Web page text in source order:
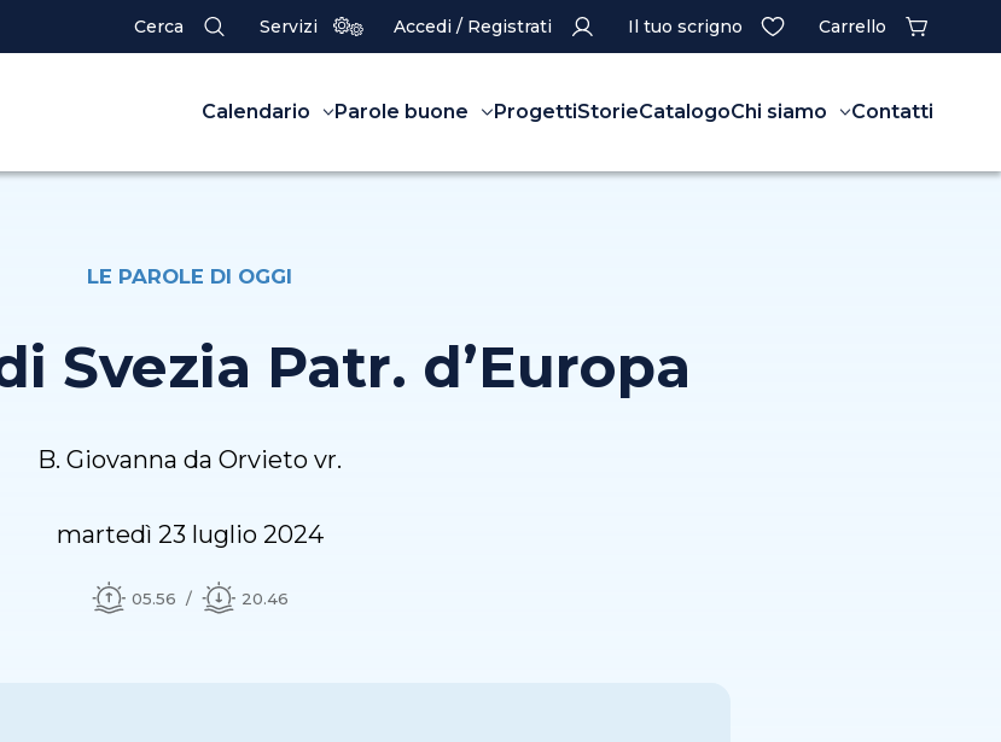
Cerca Servizi Accedi / Registrati Il tuo scrigno Carrello
Calendario Parole buone ProgettiStorieCatalogoChi siamo Contatti
LE PAROLE DI OGGI
Svezia Patr. d’Europa
B. Giovanna da Orvieto vr.
martedì 23 luglio 2024
05.56 20.46